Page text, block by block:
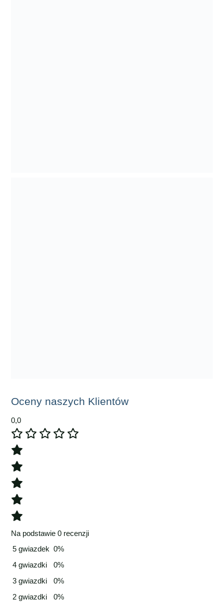
Oceny naszych Klientów
0,0
Na podstawie 0 recenzji
5 gwiazdek 0%
4 gwiazdki
0%
3 gwiazdki
0%
2 gwiazdki
0%